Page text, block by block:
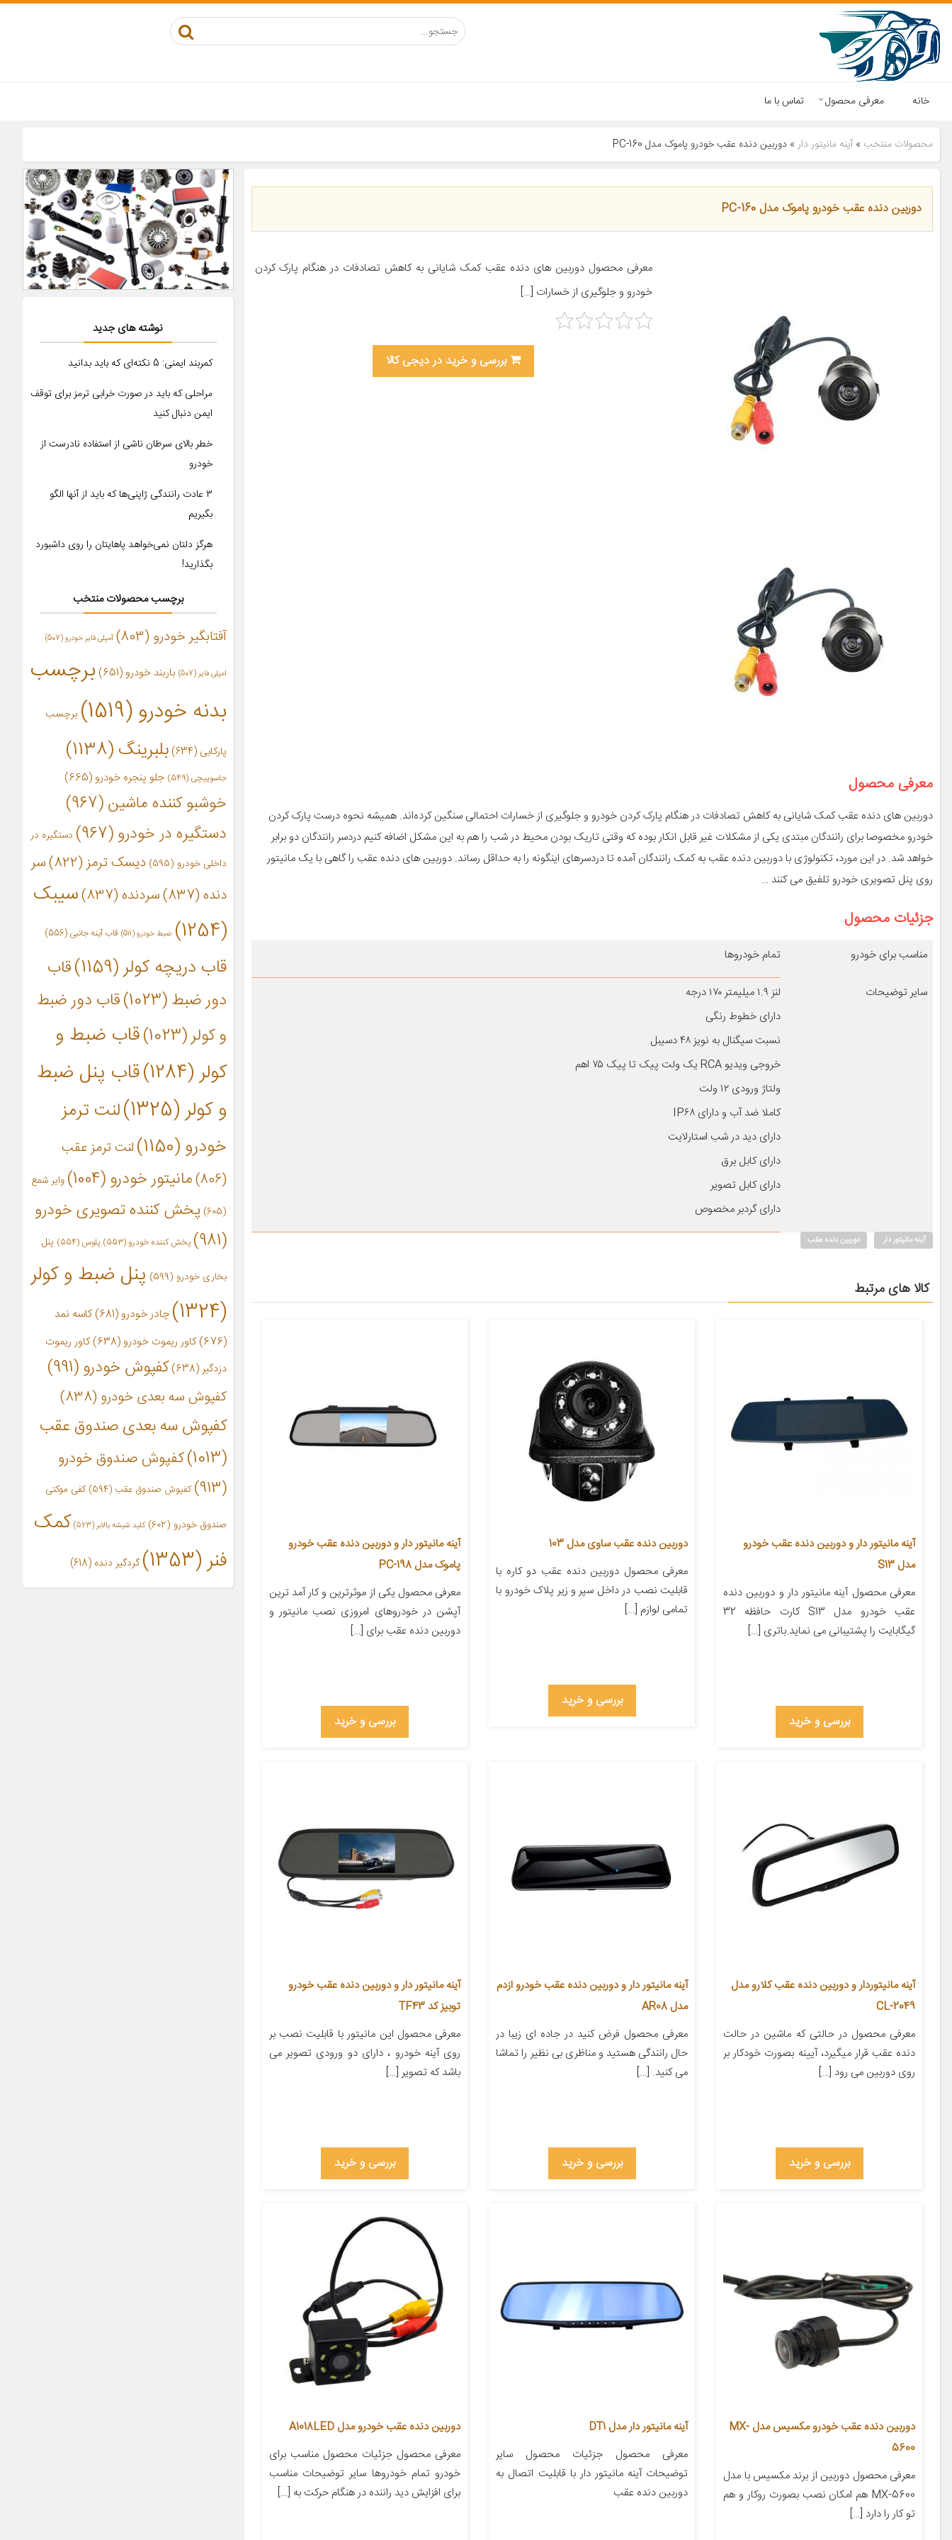
خانه معرفی محصول تماس با ما
محصولات منتخب » آینه مانیتور دار» دوربین دنده عقب خودرو پاموک مدل PC-160
دوربین دنده عقب خودرو پاموک مدل PC-160
معرفی محصول دوربین های دنده عقب کمک شایانی به کاهش تصادفات در هنگام پارک کردن
خودرو و جلوگیری از خسارات […]
بررسی و خرید در دیجی کالا
معرفی محصول
دوربین های دنده عقب کمک شایانی به کاهش تصادفات در هنگام پارک کردن خودرو و جلوگیری از خسارات احتمالی سنگین کرده‌اند. همیشه نحوه درست پارک کردن
خودرو مخصوصا برای رانندگان مبتدی یکی از مشکلات غیر قابل انکار بوده که وقتی تاریک بودن محیط در شب را هم به این مشکل اضافه کنیم دردسر رانندگان دو برابر
خواهد شد. در این مورد، تکنولوژی با دوربین دنده عقب به کمک رانندگان آمده تا دردسرهای اینگونه را به حداقل رساند. دوربین های دنده عقب را گاهی با یک مانیتور
روی پنل تصویری خودرو تلفیق می کنند …
جزئیات محصول
مناسب برای خودرو تمام خودروها
سایر توضیحات
لنز ۱.۹ میلیمتر ۱۷۰ درجه
دارای خطوط رنگی
نسبت سیگنال به نویز ۴۸ دسیبل
خروجی ویدیو RCA یک ولت پیک تا پیک ۷۵ اهم
ولتاژ ورودی ۱۲ ولت
کاملا ضد آب و دارای IP۶۸
دارای دید در شب استارلایت
دارای کابل برق
دارای کابل تصویر
دارای گردبر مخصوص
آینه مانیتور دار دوربین دنده عقب
کالا های مرتبط
آینه مانیتور دار و دوربین دنده عقب خودرو
مدل S13
معرفی محصول آینه مانیتور دار و دوربین دنده
عقب خودرو مدل S13 کارت حافظه 32
گیگابایت را پشتیبانی می نماید.باتری […]
بررسی و خرید
دوربین دنده عقب ساوی مدل 103
معرفی محصول دوربین دنده عقب دو کاره با
قابلیت نصب در داخل سپر و زیر پلاک خودرو با
تمامی لوازم […]
بررسی و خرید
آینه مانیتور دار و دوربین دنده عقب خودرو
پاموک مدل PC-198
معرفی محصول یکی از موثرترین و کار آمد ترین
آپشن در خودروهای امروزی نصب مانیتور و
دوربین دنده عقب برای […]
بررسی و خرید
آینه مانیتوردار و دوربین دنده عقب کلارو مدل
CL-2049
معرفی محصول در حالتی که ماشین در حالت
دنده عقب قرار میگیرد، آیینه بصورت خودکار بر
روی دوربین می رود […]
بررسی و خرید
آینه مانیتور دار و دوربین دنده عقب خودرو ازدم
مدل AR08
معرفی محصول فرض کنید در جاده ای زیبا در
حال رانندگی هستید و مناظری بی نظیر را تماشا
می کنید. […]
بررسی و خرید
آینه مانیتور دار و دوربین دنده عقب خودرو
توبیز کد TF43
معرفی محصول این مانیتور با قابلیت نصب بر
روی آینه خودرو ، دارای دو ورودی تصویر می
باشد که تصویر […]
بررسی و خرید
دوربین دنده عقب خودرو مکسیس مدل MX-
5600
معرفی محصول دوربین از برند مکسیس با مدل
MX-5600 هم امکان نصب بصورت روکار و هم
تو کار را دارد […]
آینه مانیتور دار مدل DT1
معرفی محصول جزئیات محصول سایر
توضیحات آینه مانیتور دار با قابلیت اتصال به
دوربین دنده عقب
دوربین دنده عقب خودرو مدل A1018LED
معرفی محصول جزئیات محصول مناسب برای
خودرو تمام خودروها سایر توضیحات مناسب
برای افزایش دید راننده در هنگام حرکت به […]
نوشته های جدید
کمربند ایمنی: 5 نکته‌ای که باید بدانید
مراحلی که باید در صورت خرابی ترمز برای توقف
ایمن دنبال کنید
خطر بالای سرطان ناشی از استفاده نادرست از
خودرو
۳ عادت رانندگی ژاپنی‌ها که باید از آنها الگو
بگیریم
هرگز دلتان نمی‌خواهد پاهایتان را روی داشبورد
بگذارید!
برچسب محصولات منتخب
آفتابگیر خودرو (803) آمپلی فایر خودرو(507)
امپلی فایر (507) باربند خودرو(651)
برچسب
بدنه خودرو(1519) برچسب
پارکابی (634) بلبرینگ(1138)
جاسوییچی (549) جلو پنجره خودرو (665)
خوشبو کننده ماشین(967)
دستگیره در خودرو(967)
دستگیره در
داخلی خودرو (595) دیسک ترمز(822)
سر
دنده(837) سردنده(837)
سیبک
(1254)
ضبط خودرو(511) قاب آینه جانبی (556)
قاب دریچه کولر(1159)
قاب
دور ضبط(1023)
قاب دور ضبط
و کولر(1023)
قاب ضبط و
کولر(1284)
قاب پنل ضبط
و کولر(1325)
لنت ترمز
خودرو(1150)
لنت ترمز عقب
(806)
مانیتور خودرو(1004)
وایر شمع
(605)
پخش کننده تصویری خودرو
(981)
پخش کننده خودرو(553) پلوس(554) پنل
بخاری خودرو (599)
پنل ضبط و کولر
(1324)
چادر خودرو (681)
کاسه نمد
(676)
کاور ریموت خودرو(638)
کاور ریموت
دزدگیر(638) کفپوش خودرو(991)
کفپوش سه بعدی خودرو (838)
کفپوش سه بعدی صندوق عقب
(1013)
کفپوش صندوق خودرو
(913)
کفپوش صندوق عقب (594) کفی موکتی
صندوق خودرو (602) کلید شیشه بالابر(523)
کمک
فنر(1353) گردگیر دنده (618)